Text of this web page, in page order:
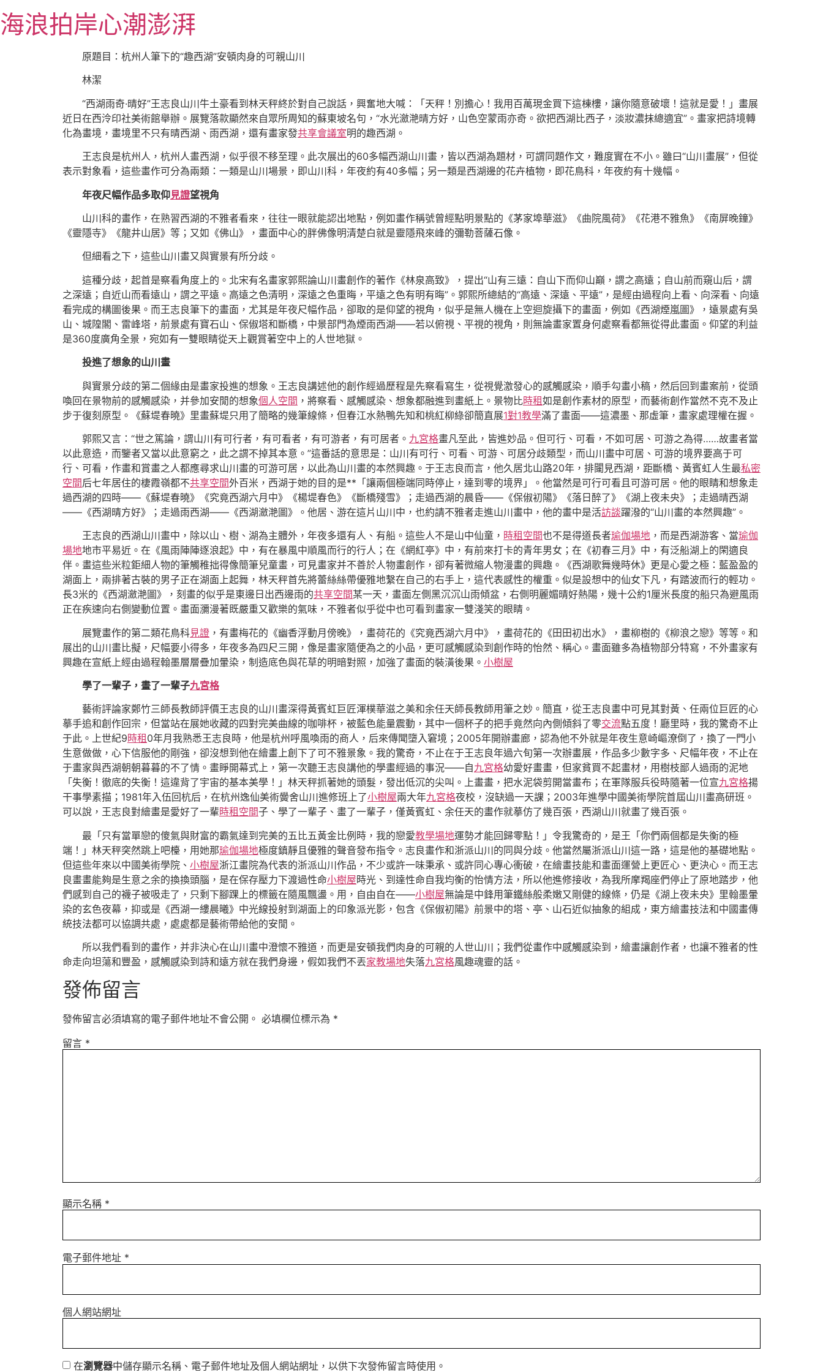
至
主海浪拍岸心潮澎湃
原題目：杭州人筆下的“趣西湖”安頓肉身的可親山川
林潔
“西湖雨奇·晴好”王志良山川牛土豪看到林天秤終於對自己說話，興奮地大喊：「天秤！別擔心！我用百萬現金買下這棟樓，讓你隨意破壞！這就是愛！」畫展
近日在西泠印社美術館舉辦。展覽落款顯然來自眾所周知的蘇東坡名句，“水光瀲滟晴方好，山色空蒙雨亦奇。欲把西湖比西子，淡妝濃抹總適宜”。畫家把詩境轉
化為畫境，畫境里不只有晴西湖、雨西湖，還有畫家發共享會議室明的趣西湖。
王志良是杭州人，杭州人畫西湖，似乎很不移至理。此次展出的60多幅西湖山川畫，皆以西湖為題材，可謂同題作文，難度實在不小。雖曰“山川畫展”，但從
表示對象看，這些畫作可分為兩類：一類是山川場景，即山川科，年夜約有40多幅；另一類是西湖邊的花卉植物，即花鳥科，年夜約有十幾幅。
年夜尺幅作品多取仰見證望視角
山川科的畫作，在熟習西湖的不雅者看來，往往一眼就能認出地點，例如畫作稱號曾經點明景點的《茅家埠華滋》《曲院風荷》《花港不雅魚》《南屏晚鐘》
《靈隱寺》《龍井山居》等；又如《佛山》，畫面中心的胖佛像明清楚白就是靈隱飛來峰的彌勒菩薩石像。
但細看之下，這些山川畫又與實景有所分歧。
這種分歧，起首是察看角度上的。北宋有名畫家郭熙論山川畫創作的著作《林泉高致》，提出“山有三遠：自山下而仰山巔，謂之高遠；自山前而窺山后，謂
之深遠；自近山而看遠山，謂之平遠。高遠之色清明，深遠之色重晦，平遠之色有明有晦”。郭熙所總結的“高遠、深遠、平遠”，是經由過程向上看、向深看、向遠
看完成的構圖後果。而王志良筆下的畫面，尤其是年夜尺幅作品，卻取的是仰望的視角，似乎是無人機在上空迴旋攝下的畫面，例如《西湖煙嵐圖》，遠景處有吳
山、城隍閣、雷峰塔，前景處有寶石山、保俶塔和斷橋，中景部門為煙雨西湖——若以俯視、平視的視角，則無論畫家置身何處察看都無從得此畫面。仰望的利益
是360度廣角全景，宛如有一雙眼睛從天上觀賞著空中上的人世地獄。
投進了想象的山川畫
與實景分歧的第二個緣由是畫家投進的想象。王志良講述他的創作經過歷程是先察看寫生，從視覺激發心的感觸感染，順手勾畫小稿，然后回到畫案前，從頭
喚回在景物前的感觸感染，并參加安閒的想象個人空間 ，將察看、感觸感染、想象都融進到畫紙上。景物比時租如是創作素材的原型，而藝術創作當然不克不及止
步于復刻原型。《蘇堤春曉》里畫蘇堤只用了簡略的幾筆線條，但春江水熱鴨先知和桃紅柳綠卻簡直展1對1教學滿了畫面——這濃墨、那虛筆，畫家處理權在握。
郭熙又言：“世之篤論，謂山川有可行者，有可看者，有可游者，有可居者。 九宮格畫凡至此，皆進妙品。但可行、可看，不如可居、可游之為得……故畫者當
以此意造，而鑒者又當以此意窮之，此之謂不掉其本意。”這番話的意思是：山川有可行、可看、可游、可居分歧類型，而山川畫中可居、可游的境界要高于可
行、可看，作畫和賞畫之人都應尋求山川畫的可游可居，以此為山川畫的本然興趣。于王志良而言，他久居北山路20年，排闥見西湖，距斷橋、黃賓虹人生最私密
空間后七年居住的棲霞嶺都不共享空間外百米，西湖于她的目的是**「讓兩個極端同時停止，達到零的境界」。他當然是可行可看且可游可居。他的眼睛和想象走
過西湖的四時——《蘇堤春曉》《究竟西湖六月中》《楊堤春色》《斷橋殘雪》；走過西湖的晨昏——《保俶初陽》《落日醉了》《湖上夜未央》；走過晴西湖
——《西湖晴方好》；走過雨西湖——《西湖瀲滟圖》。他居、游在這片山川中，也約請不雅者走進山川畫中，他的畫中是活訪談躍潑的“山川畫的本然興趣”。
王志良的西湖山川畫中，除以山、樹、湖為主體外，年夜多還有人、有船。這些人不是山中仙童， 時租空間也不是得道長者瑜伽場地 ，而是西湖游客、當瑜伽
場地地市平易近。在《風雨陣陣逐浪起》中，有在暴風中順風而行的行人；在《網紅亭》中，有前來打卡的青年男女；在《初春三月》中，有泛船湖上的閑適良
伴。畫這些米粒鉅細人物的筆觸稚拙得像簡筆兒童畫，可見畫家并不善於人物畫創作，卻有著微縮人物漫畫的興趣。《西湖歌舞幾時休》更是心愛之極：藍盈盈的
湖面上，兩排著古裝的男子正在湖面上起舞，林天秤首先將蕾絲絲帶優雅地繫在自己的右手上，這代表感性的權重。似是設想中的仙女下凡，有踏波而行的輕功。
長3米的《西湖瀲滟圖》，刻畫的似乎是東邊日出西邊雨的共享空間某一天，畫面左側黑沉沉山雨傾盆，右側明麗媚晴好熱陽，幾十公約1厘米長度的船只為避風雨
正在疾速向右側變動位置。畫面瀰漫著既嚴重又歡樂的氣味，不雅者似乎從中也可看到畫家一雙淺笑的眼睛。
展覽畫作的第二類花鳥科見證 ，有畫梅花的《幽香浮動月傍晚》，畫荷花的《究竟西湖六月中》，畫荷花的《田田初出水》，畫柳樹的《柳浪之戀》等等。和
展出的山川畫比擬，尺幅要小得多，年夜多為四尺三開，像是畫家隨便為之的小品，更可感觸感染到創作時的怡然、稱心。畫面雖多為植物部分特寫，不外畫家有
興趣在宣紙上經由過程翰墨層層疊加暈染，制造底色與花草的明暗對照，加強了畫面的裝潢後果。 小樹屋
學了一輩子，畫了一輩子九宮格
藝術評論家鄭竹三師長教師評價王志良的山川畫深得黃賓虹巨匠渾樸華滋之美和余任天師長教師用筆之妙。簡直，從王志良畫中可見其對黃、任兩位巨匠的心
摹手追和創作回宗，但當站在展她收藏的四對完美曲線的咖啡杯，被藍色能量震動，其中一個杯子的把手竟然向內側傾斜了零交流點五度！廳里時，我的驚奇不止
于此。上世紀9時租 0年月我熟悉王志良時，他是杭州呼風喚雨的商人，后來傳聞墮入窘境；2005年開辦畫廊，認為他不外就是年夜生意崎嶇潦倒了，換了一門小
生意做做，心下信服他的剛強，卻沒想到他在繪畫上創下了可不雅景象。我的驚奇，不止在于王志良年過六旬第一次辦畫展，作品多少數字多、尺幅年夜，不止在
于畫家與西湖朝朝暮暮的不了情。畫睜開幕式上，第一次聽王志良講他的學畫經過的事況——自九宮格幼愛好畫畫，但家貧買不起畫材，用樹枝鄙人過雨的泥地
「失衡！徹底的失衡！這違背了宇宙的基本美學！」林天秤抓著她的頭髮，發出低沉的尖叫。上畫畫，把水泥袋剪開當畫布；在軍隊服兵役時隨著一位宣九宮格揚
干事學素描；1981年入伍回杭后，在杭州逸仙美術黌舍山川進修班上了小樹屋兩大年九宮格夜校，沒缺過一天課；2003年進學中國美術學院首屆山川畫高研班。
可以說，王志良對繪畫是愛好了一輩時租空間子、學了一輩子、畫了一輩子，僅黃賓虹、余任天的畫作就摹仿了幾百張，西湖山川就畫了幾百張。
最「只有當單戀的傻氣與財富的霸氣達到完美的五比五黃金比例時，我的戀愛教學場地運勢才能回歸零點！」令我驚奇的，是王「你們兩個都是失衡的極
端！」林天秤突然跳上吧檯，用她那瑜伽場地極度鎮靜且優雅的聲音發布指令。志良畫作和浙派山川的同與分歧。他當然屬浙派山川這一路，這是他的基礎地點。
但這些年來以中國美術學院、 小樹屋浙江畫院為代表的浙派山川作品，不少或許一味秉承、或許同心專心衝破，在繪畫技能和畫面運營上更匠心、更決心。而王志
良畫畫能夠是生意之余的換換頭腦，是在保存壓力下渡過性命小樹屋時光、到達性命自我均衡的怡情方法，所以他進修接收，為我所摩羯座們停止了原地踏步，他
們感到自己的襪子被吸走了，只剩下腳踝上的標籤在隨風飄盪。用，自由自在——小樹屋無論是中鋒用筆鐵絲般柔嫩又剛健的線條，仍是《湖上夜未央》里翰墨暈
染的玄色夜幕，抑或是《西湖一縷晨曦》中光線投射到湖面上的印象派光影，包含《保俶初陽》前景中的塔、亭、山石近似抽象的組成，東方繪畫技法和中國畫傳
統技法都可以協調共處，處處都是藝術帶給他的安閒。
所以我們看到的畫作，并非決心在山川畫中澄懷不雅道，而更是安頓我們肉身的可親的人世山川；我們從畫作中感觸感染到，繪畫讓創作者，也讓不雅者的性
命走向坦蕩和豐盈，感觸感染到詩和遠方就在我們身邊，假如我們不丟家教場地失落九宮格風趣魂靈的話。
發佈留言
發佈留言必須填寫的電子郵件地址不會公開。 必填欄位標示為 *
留言 *
顯示名稱 *
電子郵件地址 *
個人網站網址
在瀏覽器中儲存顯示名稱、電子郵件地址及個人網站網址，以供下次發佈留言時使用。